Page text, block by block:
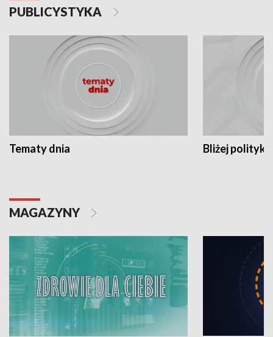
PUBLICYSTYKA
Tematy dnia Bliżej polityki
MAGAZYNY